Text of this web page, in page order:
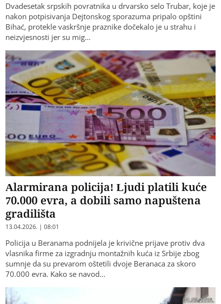
Dvadesetak srpskih povratnika u drvarsko selo Trubar, koje je
nakon potpisivanja Dejtonskog sporazuma pripalo opštini
Bihać, protekle vaskršnje praznike dočekalo je u strahu i
neizvjesnosti jer su mig…
Alarmirana policija! Ljudi platili kuće
70.000 evra, a dobili samo napuštena
gradilišta
13.04.2026. | 08:01
Policija u Beranama podnijela je krivične prijave protiv dva
vlasnika firme za izgradnju montažnih kuća iz Srbije zbog
sumnje da su prevarom oštetili dvoje Beranaca za skoro
70.000 evra. Kako se navod…